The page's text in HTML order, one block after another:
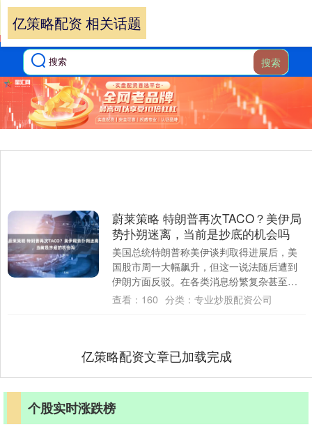
搜索
亿策略配资 相关话题
蔚莱策略 特朗普再次TACO？美伊局
势扑朔迷离，当前是抄底的机会吗
美国总统特朗普称美伊谈判取得进展后，美
国股市周一大幅飙升，但这一说法随后遭到
伊朗方面反驳。在各类消息纷繁复杂甚至相
互矛盾，美国军队继续派往中东之际，全球
查看： 160 分类： 专业炒股配资公司
亿策略配资文章已加载完成
个股实时涨跌榜